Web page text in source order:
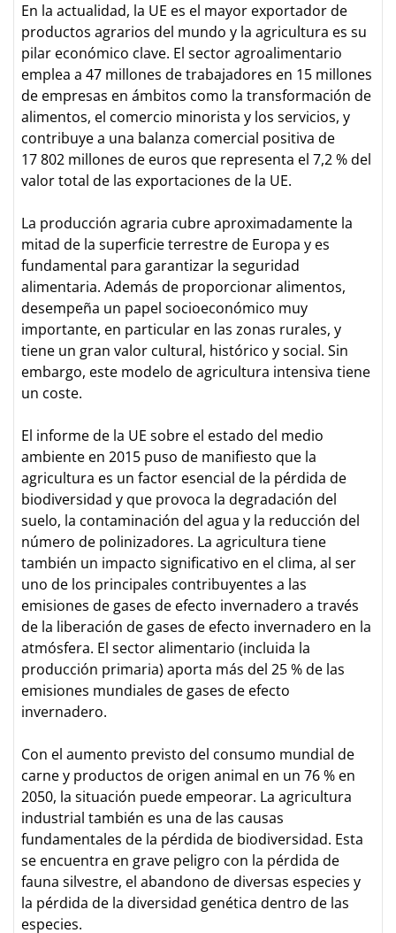
En la actualidad, la UE es el mayor exportador de
productos agrarios del mundo y la agricultura es su
pilar económico clave. El sector agroalimentario
emplea a 47 millones de trabajadores en 15 millones
de empresas en ámbitos como la transformación de
alimentos, el comercio minorista y los servicios, y
contribuye a una balanza comercial positiva de
17 802 millones de euros que representa el 7,2 % del
valor total de las exportaciones de la UE.
La producción agraria cubre aproximadamente la
mitad de la superficie terrestre de Europa y es
fundamental para garantizar la seguridad
alimentaria. Además de proporcionar alimentos,
desempeña un papel socioeconómico muy
importante, en particular en las zonas rurales, y
tiene un gran valor cultural, histórico y social. Sin
embargo, este modelo de agricultura intensiva tiene
un coste.
El informe de la UE sobre el estado del medio
ambiente en 2015 puso de manifiesto que la
agricultura es un factor esencial de la pérdida de
biodiversidad y que provoca la degradación del
suelo, la contaminación del agua y la reducción del
número de polinizadores. La agricultura tiene
también un impacto significativo en el clima, al ser
uno de los principales contribuyentes a las
emisiones de gases de efecto invernadero a través
de la liberación de gases de efecto invernadero en la
atmósfera. El sector alimentario (incluida la
producción primaria) aporta más del 25 % de las
emisiones mundiales de gases de efecto
invernadero.
Con el aumento previsto del consumo mundial de
carne y productos de origen animal en un 76 % en
2050, la situación puede empeorar. La agricultura
industrial también es una de las causas
fundamentales de la pérdida de biodiversidad. Esta
se encuentra en grave peligro con la pérdida de
fauna silvestre, el abandono de diversas especies y
la pérdida de la diversidad genética dentro de las
especies.